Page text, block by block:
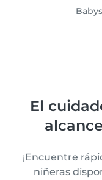
El
¡Encuentre
niñeras